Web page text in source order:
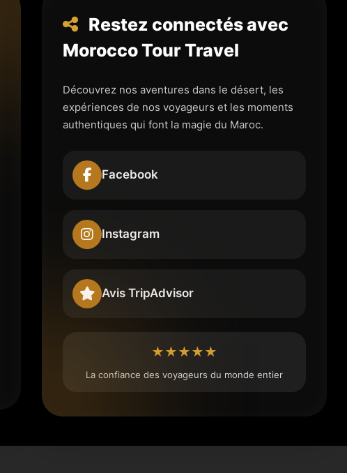
Restez connectés avec
Morocco Tour Travel
Découvrez nos aventures dans le désert, les
expériences de nos voyageurs et les moments
authentiques qui font la magie du Maroc.
Facebook
Instagram
Avis TripAdvisor
★★★★★
La confiance des voyageurs du monde entier